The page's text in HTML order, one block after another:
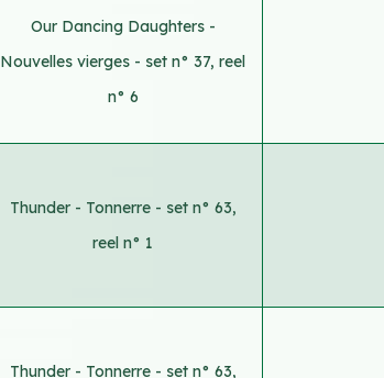
Our Dancing Daughters -
Nouvelles vierges - set n° 37, reel
n° 6
Thunder - Tonnerre - set n° 63,
reel n° 1
Thunder - Tonnerre - set n° 63,